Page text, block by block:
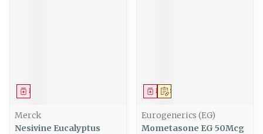
Médicament
Merck
Nesivine Eucalyptus
Sur prescription
Médicament
Eurogenerics (EG)
Mometasone EG 50Mcg